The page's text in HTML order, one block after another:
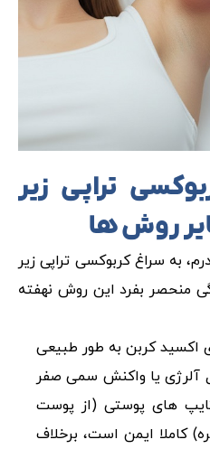
تراپی زیر
روش ها
به سراغ کربوکسی تراپی زیر
منحصر بفرد این روش نهفته
اکسید کربن به طور طبیعی
آلرژی یا واکنش سمی صفر
های پوستی (از پوست
کاملا ایمن است، برخلاف